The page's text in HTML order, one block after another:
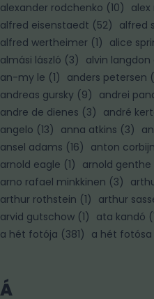
alexander rodchenko (10) alex
alfred eisenstaedt (52) alfred
alfred wertheimer (1) alice
almási lászló (3) alvin langdon
an-my le (1) anders petersen (
andreas gursky (9) andrei
andre de dienes (3) andré
angelo (13) anna atkins (3)
ansel adams (16) anton corbijn
arnold eagle (1) arnold genthe
arno rafael minkkinen (3)
arthur rothstein (1) arthur
arvid gutschow (1) ata kandó (
a hét fotója (381) a hét fotósa
Á